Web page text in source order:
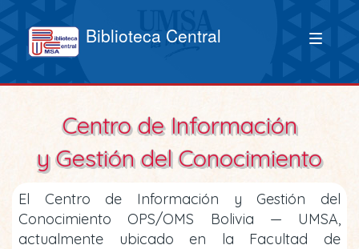
Biblioteca Central
Centro de Información
y Gestión del Conocimiento
El Centro de Información y Gestión del
Conocimiento OPS/OMS Bolivia — UMSA,
actualmente ubicado en la Facultad de